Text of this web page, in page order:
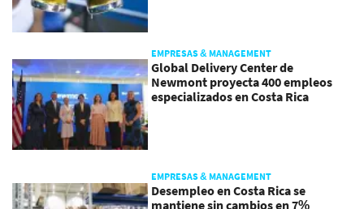
EMPRESAS & MANAGEMENT
Global Delivery Center de
Newmont proyecta 400 empleos
especializados en Costa Rica
EMPRESAS & MANAGEMENT
Desempleo en Costa Rica se
mantiene sin cambios en 7%